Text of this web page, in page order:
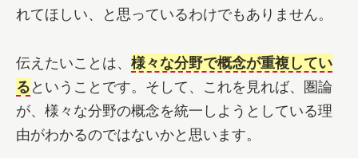
れてほしい、と思っているわけでもありません。
伝えたいことは、 様々な分野で概念が重複してい
るということです。そして、これを見れば、圏論
が、様々な分野の概念を統一しようとしている理
由がわかるのではないかと思います。